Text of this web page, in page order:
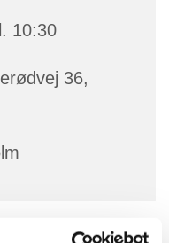
10:30
36,